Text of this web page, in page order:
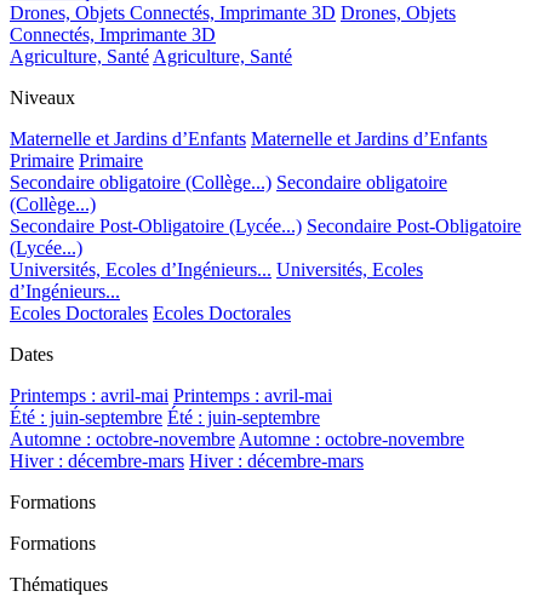
Drones, Objets Connectés, Imprimante 3D Drones, Objets
Connectés, Imprimante 3D
Agriculture, SantéAgriculture, Santé
Niveaux
Maternelle et Jardins d’Enfants Maternelle et Jardins d’Enfants
Primaire Primaire
Secondaire obligatoire (Collège...) Secondaire obligatoire
(Collège...)
Secondaire Post-Obligatoire (Lycée...) Secondaire Post-Obligatoire
(Lycée...)
Universités, Ecoles d’Ingénieurs... Universités, Ecoles
d’Ingénieurs...
Ecoles Doctorales Ecoles Doctorales
Dates
Printemps : avril-mai Printemps : avril-mai
Été : juin-septembre Été : juin-septembre
Automne : octobre-novembreAutomne : octobre-novembre
Hiver : décembre-mars Hiver : décembre-mars
Formations
Formations
Thématiques